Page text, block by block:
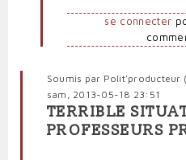
se connecter
Soumis par Polit'producteur
sam, 2013-05-18 23:51
TERRIBLE
PROFESSEURS